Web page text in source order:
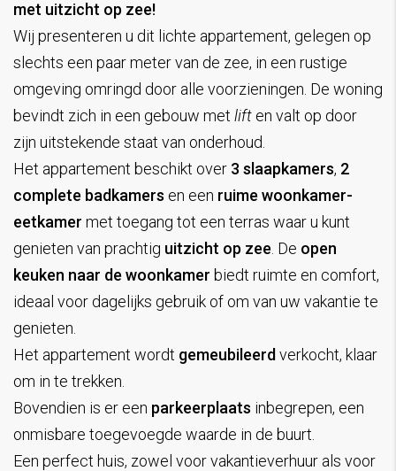
met uitzicht op zee!
Wij presenteren u dit lichte appartement, gelegen op
slechts een paar meter van de zee, in een rustige
omgeving omringd door alle voorzieningen. De woning
bevindt zich in een gebouw met lift en valt op door
zijn uitstekende staat van onderhoud.
Het appartement beschikt over 3 slaapkamers, 2
complete badkamers en een ruime woonkamer-
eetkamer met toegang tot een terras waar u kunt
genieten van prachtig uitzicht op zee . De open
keuken naar de woonkamer biedt ruimte en comfort,
ideaal voor dagelijks gebruik of om van uw vakantie te
genieten.
Het appartement wordt gemeubileerdverkocht, klaar
om in te trekken.
Bovendien is er een parkeerplaats inbegrepen, een
onmisbare toegevoegde waarde in de buurt.
Een perfect huis, zowel voor vakantieverhuur als voor